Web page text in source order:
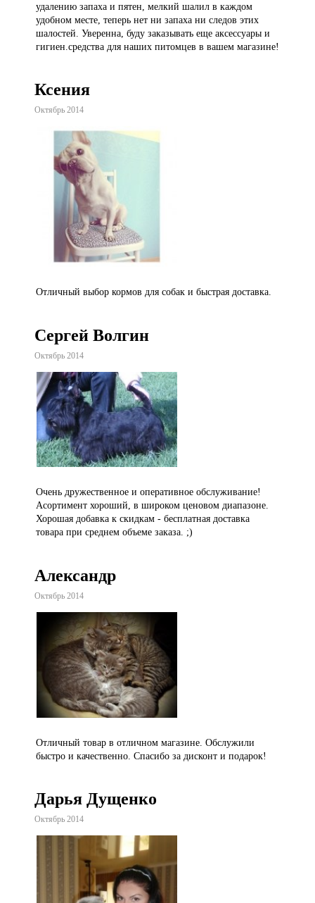
удалению запаха и пятен, мелкий шалил в каждом
удобном месте, теперь нет ни запаха ни следов этих
шалостей. Уверенна, буду заказывать еще аксессуары и
гигиен.средства для наших питомцев в вашем магазине!
Ксения
Октябрь 2014
Отличный выбор кормов для собак и быстрая доставка.
Сергей Волгин
Октябрь 2014
Очень дружественное и оперативное обслуживание!
Асортимент хороший, в широком ценовом диапазоне.
Хорошая добавка к скидкам - бесплатная доставка
товара при среднем объеме заказа. ;)
Александр
Октябрь 2014
Отличный товар в отличном магазине. Обслужили
быстро и качественно. Спасибо за дисконт и подарок!
Дарья Дущенко
Октябрь 2014